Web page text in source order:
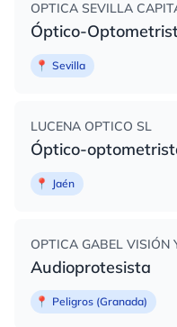
OPTICA SEVILLA
Óptico-
📍 Sevilla
LUCENA OPTICO SL
Óptico-
📍 Jaén
OPTICA GABEL VISIÓN
Audioprotesista
📍 Peligros (Granada)